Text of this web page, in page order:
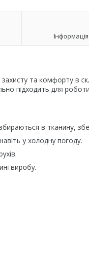
та комфорту в
підходить для роботи
в тканину,
у холодну погоду.
виробу.